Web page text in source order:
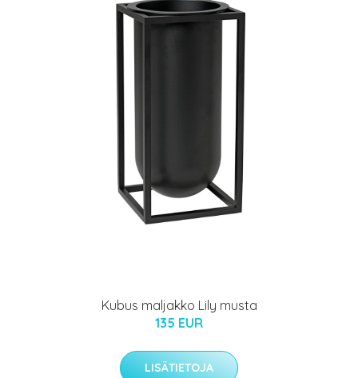
Kubus maljakko Lily musta
135 EUR
LISÄTIETOJA